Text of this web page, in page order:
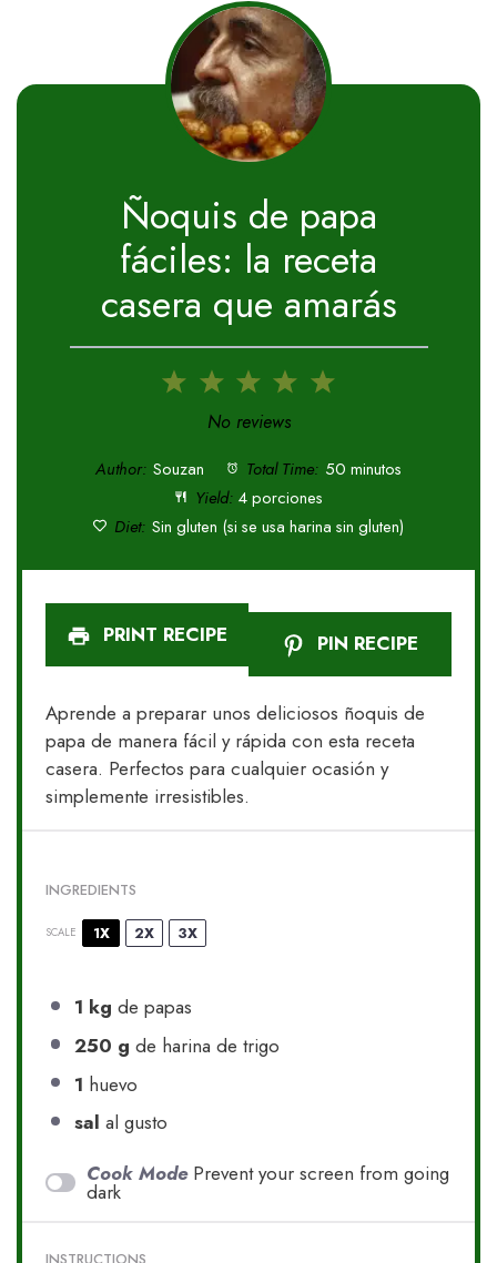
Ñoquis de papa
fáciles: la receta
casera que amarás
5
4
3
Stars
2
Stars
1
Star
No reviews
Author: Souzan Total Time: 50 minutos
Yield: 4 porciones
Diet: Sin gluten (si se usa harina sin gluten)
PRINT RECIPE PIN RECIPE
Aprende a preparar unos deliciosos ñoquis de
papa de manera fácil y rápida con esta receta
casera. Perfectos para cualquier ocasión y
simplemente irresistibles.
INGREDIENTS
SCALE 1X 2X 3X
1 kg de papas
250 g de harina de trigo
1 huevo
sal al gusto
Cook Mode Prevent your screen from going
dark